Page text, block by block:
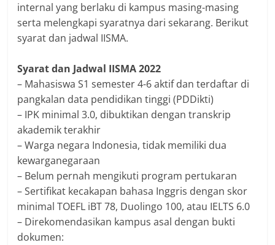
internal yang berlaku di kampus masing-masing
serta melengkapi syaratnya dari sekarang. Berikut
syarat dan jadwal IISMA.
Syarat dan Jadwal IISMA 2022
– Mahasiswa S1 semester 4-6 aktif dan terdaftar di
pangkalan data pendidikan tinggi (PDDikti)
– IPK minimal 3.0, dibuktikan dengan transkrip
akademik terakhir
– Warga negara Indonesia, tidak memiliki dua
kewarganegaraan
– Belum pernah mengikuti program pertukaran
– Sertifikat kecakapan bahasa Inggris dengan skor
minimal TOEFL iBT 78, Duolingo 100, atau IELTS 6.0
– Direkomendasikan kampus asal dengan bukti
dokumen: